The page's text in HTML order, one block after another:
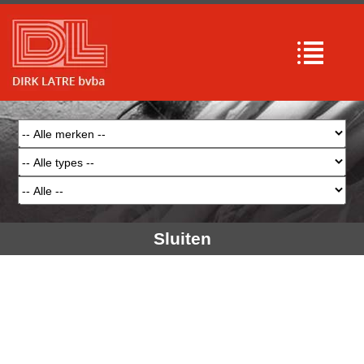
Array
(
    [type] => 8
    [file] => /mnt/bilbo-
disk1/websites/latre.be/www/modules/database
/frontend/database.php
    [line] => 51
Array
(
    [type] => 8
    [message] => Trying to get property of
non-object
    [file] => /mnt/bilbo-
disk1/websites/latre.be/www/modules/database
/frontend/database.php
    [line] => 51
Sluiten